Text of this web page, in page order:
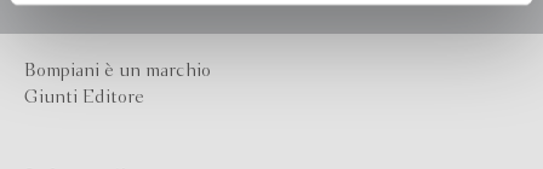
Bompiani è un marchio
Giunti Editore